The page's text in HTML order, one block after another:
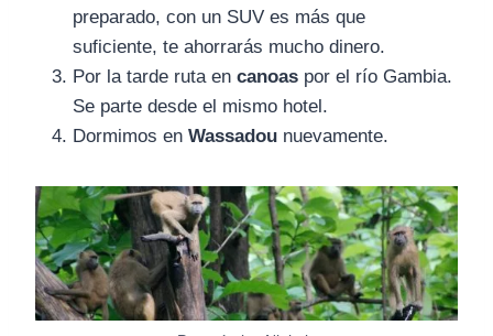
preparado, con un SUV es más que
suficiente, te ahorrarás mucho dinero.
Por la tarde ruta en canoas por el río Gambia.
Se parte desde el mismo hotel.
Dormimos en Wassadou nuevamente.